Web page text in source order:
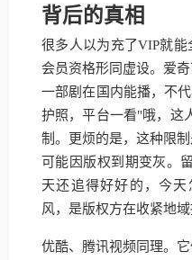
背后的真相
很多人以为充了VIP就
会员资格形同虚设。爱
一部剧在国内能播，不
护照，平台一看"哦，这
制。更烦的是，这种限
可能因版权到期变灰。
天还追得好好的，今
风，是版权方在收紧地域
优酷、腾讯视频同理。